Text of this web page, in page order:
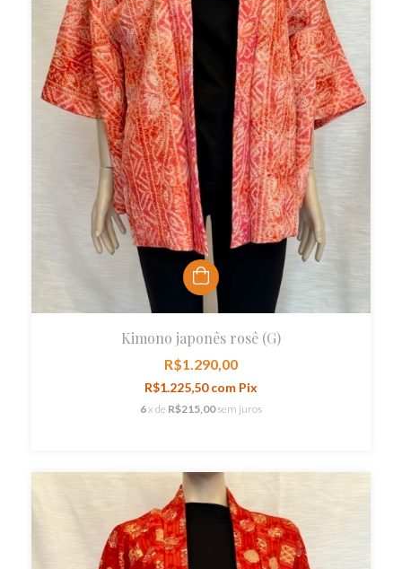
Kimono japonês rosê (G)
R$1.290,00
R$1.225,50com Pix
6x de R$215,00 sem juros